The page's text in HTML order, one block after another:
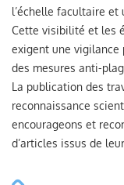
l’échelle facultaire et
Cette visibilité et les
exigent une
des mesures anti-
La publication des
reconnaissance
encourageons et
d’articles issus de